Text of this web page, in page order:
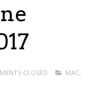
CLOSED MAC,